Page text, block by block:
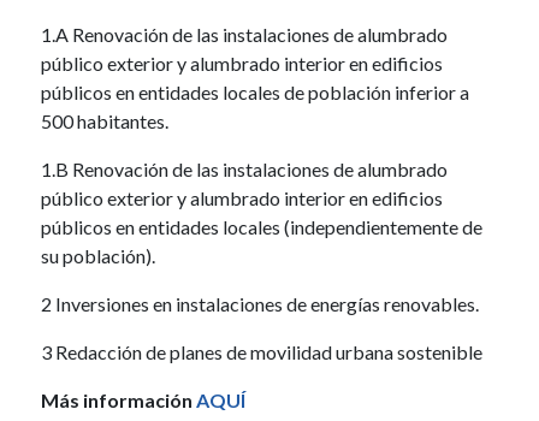
1.A Renovación de las instalaciones de alumbrado
público exterior y alumbrado interior en edificios
públicos en entidades locales de población inferior a
500 habitantes.
1.B Renovación de las instalaciones de alumbrado
público exterior y alumbrado interior en edificios
públicos en entidades locales (independientemente de
su población).
2 Inversiones en instalaciones de energías renovables.
3 Redacción de planes de movilidad urbana sostenible
Más información AQUÍ